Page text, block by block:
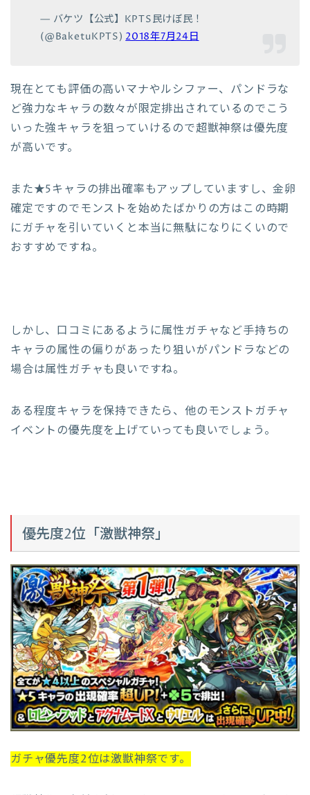
— バケツ【公式】KPTS民けぼ民！
(@BaketuKPTS)2018年7月24日
現在とても評価の高いマナやルシファー、パンドラな
ど強力なキャラの数々が限定排出されているのでこう
いった強キャラを狙っていけるので超獣神祭は優先度
が高いです。
また★5キャラの排出確率もアップしていますし、金卵
確定ですのでモンストを始めたばかりの方はこの時期
にガチャを引いていくと本当に無駄になりにくいので
おすすめですね。
しかし、口コミにあるように属性ガチャなど手持ちの
キャラの属性の偏りがあったり狙いがパンドラなどの
場合は属性ガチャも良いですね。
ある程度キャラを保持できたら、他のモンストガチャ
イベントの優先度を上げていっても良いでしょう。
優先度2位「激獣神祭」
ガチャ優先度2位は激獣神祭です。